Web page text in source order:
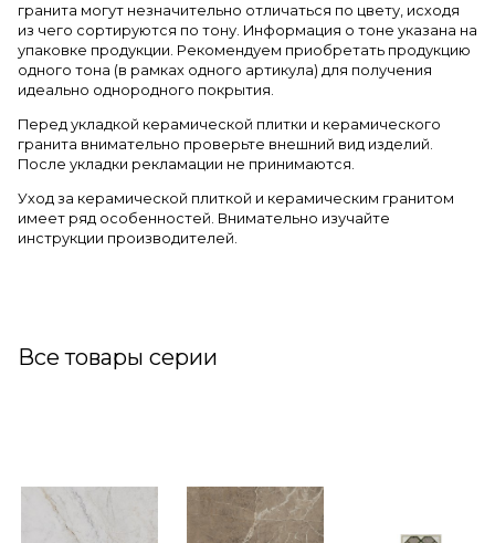
гранита могут незначительно отличаться по цвету, исходя
из чего сортируются по тону. Информация о тоне указана на
упаковке продукции. Рекомендуем приобретать продукцию
одного тона (в рамках одного артикула) для получения
идеально однородного покрытия.
Перед укладкой керамической плитки и керамического
гранита внимательно проверьте внешний вид изделий.
После укладки рекламации не принимаются.
Уход за керамической плиткой и керамическим гранитом
имеет ряд особенностей. Внимательно изучайте
инструкции производителей.
Все товары серии